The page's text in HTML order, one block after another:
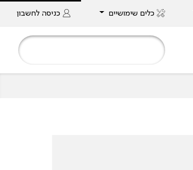
כלים שימושיים כניסה לחשבון